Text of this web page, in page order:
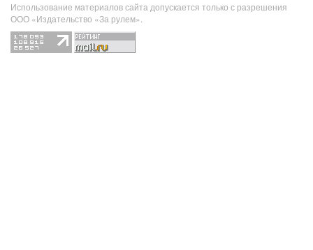
Использование материалов сайта допускается только с разрешения
ООО «Издательство «За рулем».